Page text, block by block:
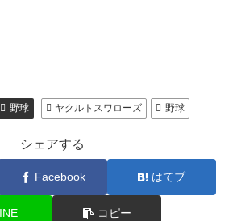
野球 ヤクルトスワローズ 野球
シェアする
Facebook はてブ
コピー